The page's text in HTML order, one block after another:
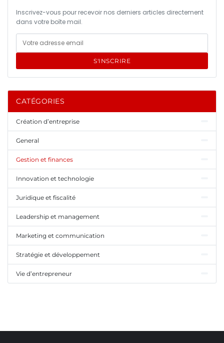
Inscrivez-vous pour recevoir nos derniers articles directement
dans votre boîte mail.
S'INSCRIRE
CATÉGORIES
Création d’entreprise
General
Gestion et finances
Innovation et technologie
Juridique et fiscalité
Leadership et management
Marketing et communication
Stratégie et développement
Vie d’entrepreneur